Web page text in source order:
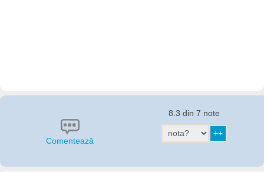
Comentează
8.3 din 7 note